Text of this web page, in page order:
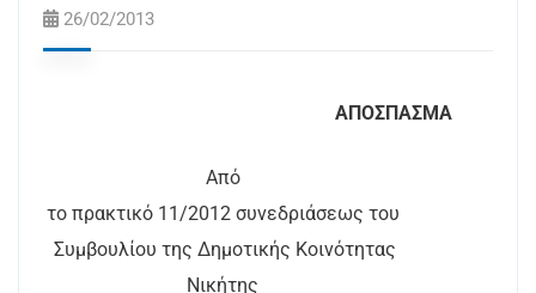
26/02/2013
ΑΠΟΣΠΑΣΜΑ
Από
το πρακτικό 11/2012 συνεδριάσεως του
Συμβουλίου της Δημοτικής Κοινότητας
Νικήτης